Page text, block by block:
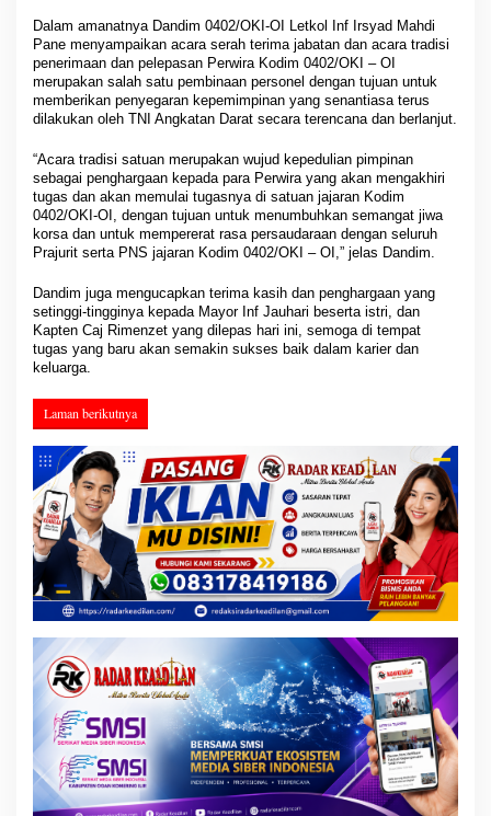
Dalam amanatnya Dandim 0402/OKI-OI Letkol Inf Irsyad Mahdi
Pane menyampaikan acara serah terima jabatan dan acara tradisi
penerimaan dan pelepasan Perwira Kodim 0402/OKI – OI
merupakan salah satu pembinaan personel dengan tujuan untuk
memberikan penyegaran kepemimpinan yang senantiasa terus
dilakukan oleh TNI Angkatan Darat secara terencana dan berlanjut.
“Acara tradisi satuan merupakan wujud kepedulian pimpinan
sebagai penghargaan kepada para Perwira yang akan mengakhiri
tugas dan akan memulai tugasnya di satuan jajaran Kodim
0402/OKI-OI, dengan tujuan untuk menumbuhkan semangat jiwa
korsa dan untuk mempererat rasa persaudaraan dengan seluruh
Prajurit serta PNS jajaran Kodim 0402/OKI – OI,” jelas Dandim.
Dandim juga mengucapkan terima kasih dan penghargaan yang
setinggi-tingginya kepada Mayor Inf Jauhari beserta istri, dan
Kapten Caj Rimenzet yang dilepas hari ini, semoga di tempat
tugas yang baru akan semakin sukses baik dalam karier dan
keluarga.
Laman berikutnya